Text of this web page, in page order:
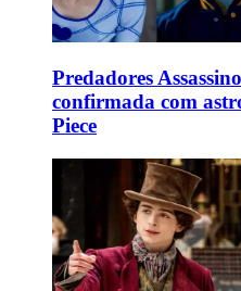
Predadores
confirmada com
Piece